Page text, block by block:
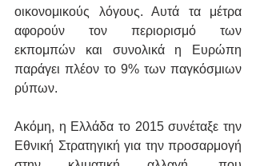
οικονομικούς λόγους. Αυτά τα μέτρα
αφορούν τον περιορισμό των
εκπομπών και συνολικά η Ευρώπη
παράγει πλέον το 9% των παγκόσμιων
ρύπων.
Ακόμη, η Ελλάδα το 2015 συνέταξε την
Εθνική Στρατηγική για την προσαρμογή